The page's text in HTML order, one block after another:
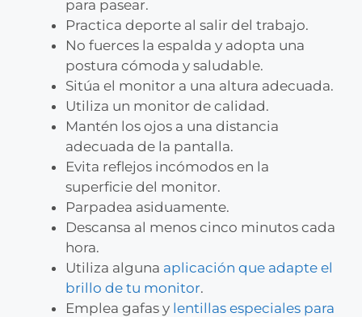
para pasear.
Practica deporte al salir del trabajo.
No fuerces la espalda y adopta una
postura cómoda y saludable.
Sitúa el monitor a una altura adecuada.
Utiliza un monitor de calidad.
Mantén los ojos a una distancia
adecuada de la pantalla.
Evita reflejos incómodos en la
superficie del monitor.
Parpadea asiduamente.
Descansa al menos cinco minutos cada
hora.
Utiliza alguna aplicación que adapte el
brillo de tu monitor.
Emplea gafas y lentillas especiales para